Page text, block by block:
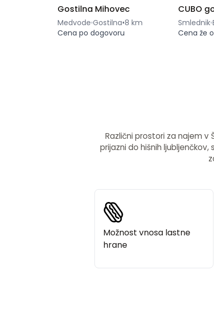
Gostilna Mihovec
Medvode Gostilna•8 km
Cena po dogovoru
CUBO
Smlednik
Cena že
Različni prostori za najem v
prijazni do hišnih
Možnost vnosa lastne
hrane